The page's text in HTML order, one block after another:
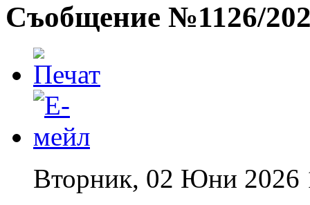
Съобщение №1126/
Вторник, 02 Юни 2026